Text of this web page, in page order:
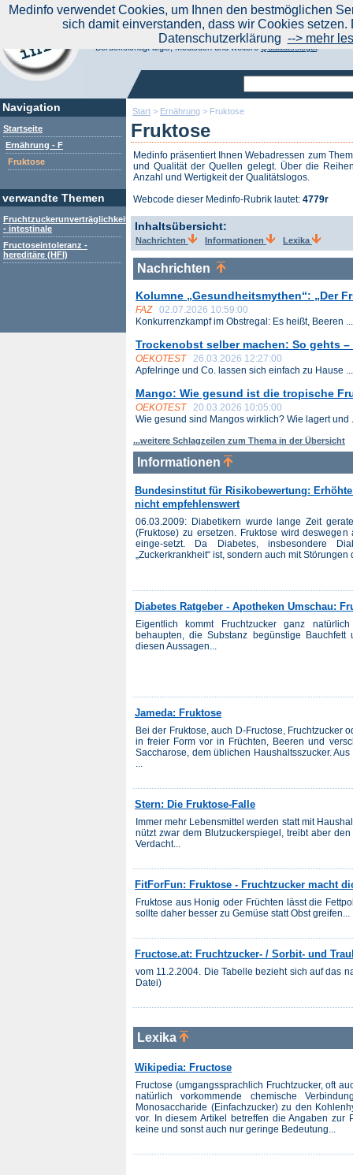
Start > Ernährung > Fruktose
Fruktose
Medinfo präsentiert Ihnen Webadressen zum
und Qualität der Quellen gelegt. Über die
Anzahl und Wertigkeit der Qualitätslogos.
Webcode dieser Medinfo-Rubrik lautet: 4779r
Inhaltsübersicht:
Nachrichten Informationen Lexika
Nachrichten
Kolumne „Gesundheitsmythen“: „Der
FAZ
02.07.2026 10:59:00
Konkurrenzkampf im Obstregal: Es heißt, Beeren ...
Trockenobst selber machen: So gehts
OEKOTEST
26.03.2026 12:27:00
Apfelringe und Co. lassen sich einfach zu Hause ...
Mango: Wie gesund ist die tropische
OEKOTEST
20.03.2026 10:05:00
Wie gesund sind Mangos wirklich? Wie lagert und
...weitere Schlagzeilen zum Thema in der Übersicht
Informationen
Bundesinstitut für Risikobewertung:
nicht empfehlenswert
06.03.2009: Diabetikern wurde lange Zeit
(Fruktose) zu ersetzen. Fruktose wird
einge-setzt. Da Diabetes, insbesondere
„Zuckerkrankheit“ ist, sondern auch mit
Diabetes Ratgeber - Apotheken Umschau:
Eigentlich kommt Fruchtzucker ganz
behaupten, die Substanz begünstige
diesen Aussagen...
Jameda: Fruktose
Bei der Fruktose, auch D-Fructose, Fruchtzucker
in freier Form vor in Früchten, Beeren und
Saccharose, dem üblichen Haushaltsszucker.
Stern: Die Fruktose-Falle
Immer mehr Lebensmittel werden statt mit
nützt zwar dem Blutzuckerspiegel, treibt aber
Verdacht...
FitForFun: Fruktose - Fruchtzucker macht
Fruktose aus Honig oder Früchten lässt die
sollte daher besser zu Gemüse statt Obst greifen...
Fructose.at: Fruchtzucker- / Sorbit- und
vom 11.2.2004. Die Tabelle bezieht sich auf das
Datei)
Lexika
Wikipedia: Fructose
Fructose (umgangssprachlich Fruchtzucker, oft
natürlich vorkommende chemische
Monosaccharide (Einfachzucker) zu den
vor. In diesem Artikel betreffen die Angaben zur
keine und sonst auch nur geringe Bedeutung...
Navigation
Startseite
Ernährung - F
Fruktose
verwandte Themen
Fruchtzuckerunverträglichkeit
- intestinale
Fructoseintoleranz -
hereditäre (HFI)
Aktuelle Nachrichten|
Suchen Sie noch oder Finden Sie schon?
Medinfo.de - Meta-Portal für Gesundheitsthemen
Berücksichtigt afgis, Medisuch und weitereQualitätssiegel.
Medinfo verwendet Cookies, um Ihnen den bestmöglichen
sich damit einverstanden, dass wir Cookies
Datenschutzerklärung --> mehr